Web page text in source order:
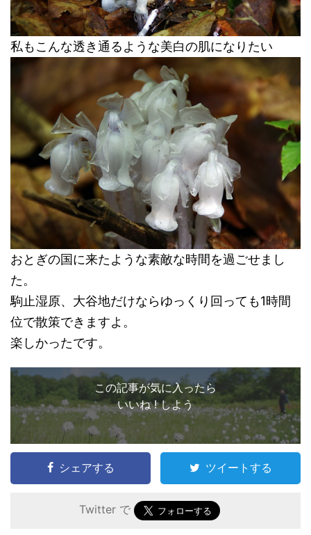
私もこんな透き通るような美白の肌になりたい
おとぎの国に来たような素敵な時間を過ごせまし
た。
駒止湿原、大谷地だけならゆっくり回っても1時間
位で散策できますよ。
楽しかったです。
この記事が気に入ったら
いいね ! しよう
シェアする ツイートする
Twitter で